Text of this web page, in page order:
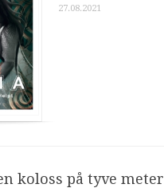
27.08.2021
koloss på tyve meter